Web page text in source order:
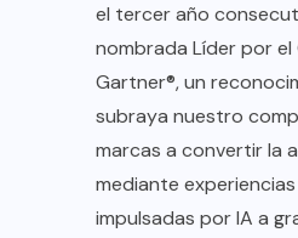
el tercer año
nombrada Líder por
Gartner®, un
subraya nuestro
marcas a convertir la
mediante
impulsadas por IA a